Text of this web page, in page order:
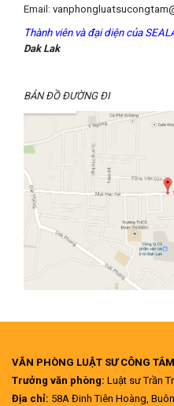
Email:
Thành viên và đại diện của
Dak Lak
BẢN ĐỒ ĐƯỜNG ĐI
VĂN PHÒNG LUẬT SƯ CÔNG
Trưởng văn phòng: Luật sư Trần
Địa chỉ: 58A Đinh Tiên Hoàng,